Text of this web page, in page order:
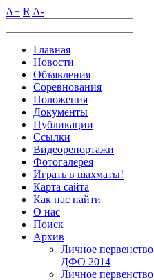
A+ R A-
Главная
Новости
Объявления
Соревнования
Положения
Документы
Публикации
Ссылки
Видеорепортажи
Фотогалерея
Играть в шахматы!
Карта сайта
Как нас найти
О нас
Поиск
Архив
Личное первенство
ДФО 2014
Личное первенство